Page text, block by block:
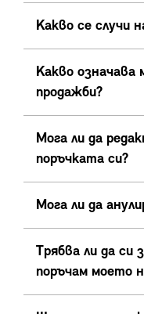
Какво се случи
Какво означава
продажби?
Мога ли да
поръчката си?
Мога ли да
Трябва ли да си
поръчам моето